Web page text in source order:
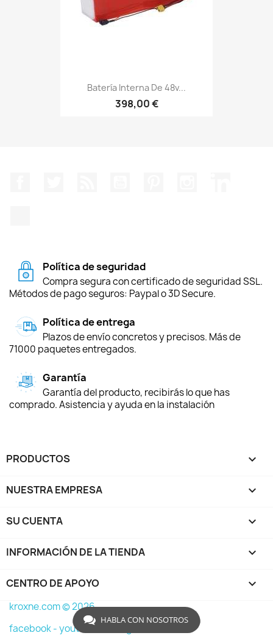
Batería Interna De 48v...
398,00 €
Política de seguridad
Compra segura con certificado de seguridad SSL.
Métodos de pago seguros: Paypal o 3D Secure.
Política de entrega
Plazos de envío concretos y precisos. Más de
71000 paquetes entregados.
Garantía
Garantía del producto, recibirás lo que has
comprado. Asistencia y ayuda en la instalación
PRODUCTOS 
NUESTRA EMPRESA 
SU CUENTA 
INFORMACIÓN DE LA TIENDA keyboard_arrow_down
CENTRO DE APOYO 
kroxne.com © 2026
facebook -youtube -
HABLA CON NOSOTROS